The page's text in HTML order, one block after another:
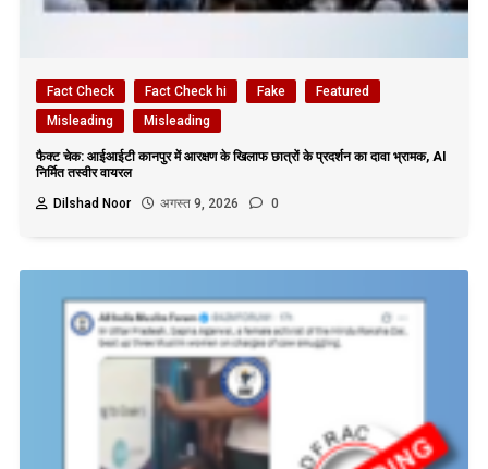
Fact Check Fact Check hi Fake
Featured
Misleading
Misleading
फैक्ट चेक: आईआईटी कानपुर में आरक्षण के खिलाफ छात्रों के प्रदर्शन का दावा भ्रामक, AI
निर्मित तस्वीर वायरल
Dilshad Noor
अगस्त 9, 2026 0